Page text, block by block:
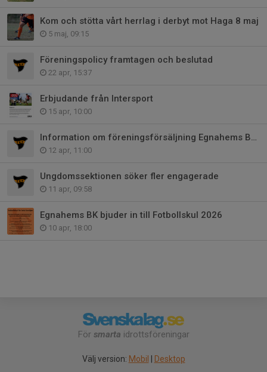
Kom och stötta vårt herrlag i derbyt mot Haga 8 maj
5 maj, 09:15
Föreningspolicy framtagen och beslutad
22 apr, 15:37
Erbjudande från Intersport
15 apr, 10:00
Information om föreningsförsäljning Egnahems BK 2026
12 apr, 11:00
Ungdomssektionen söker fler engagerade
11 apr, 09:58
Egnahems BK bjuder in till Fotbollskul 2026
10 apr, 18:00
För smarta idrottsföreningar
Välj version: Mobil | Desktop